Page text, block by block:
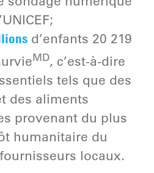
d’enfants 20 219
MD, c’est-à-dire
tels que des
des aliments
provenant du plus
humanitaire du
locaux.